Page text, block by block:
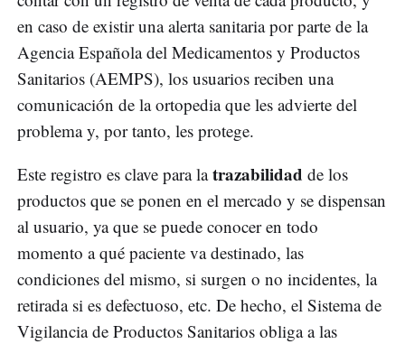
en caso de existir una alerta sanitaria por parte de la
Agencia Española del Medicamentos y Productos
Sanitarios (AEMPS), los usuarios reciben una
comunicación de la ortopedia que les advierte del
problema y, por tanto, les protege.
Este registro es clave para latrazabilidad de los
productos que se ponen en el mercado y se dispensan
al usuario, ya que se puede conocer en todo
momento a qué paciente va destinado, las
condiciones del mismo, si surgen o no incidentes, la
retirada si es defectuoso, etc. De hecho, el Sistema de
Vigilancia de Productos Sanitarios obliga a las